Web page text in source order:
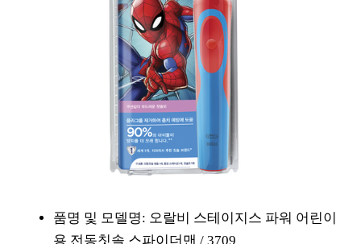
품명 및 모델명: 오랄비 스테이지스 파워 어린이
용 전동칫솔 스파이더맨 / 3709